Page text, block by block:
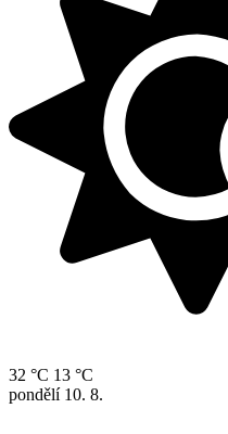
32 °C 13 °C
pondělí 10. 8.